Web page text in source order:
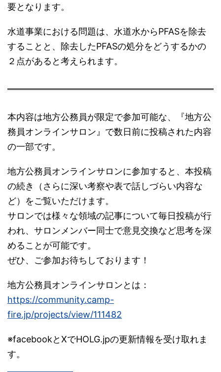
要となります。
水道事業における問題は、水道水からPFASを除去
することと、除去したPFASの処分をどうするかの
２点があると考えられます。
本内容は地方公務員が限定で参加可能な、『地方公
務員オンラインサロン』で数日前に投稿された内容
の一部です。
地方公務員オンラインサロンに参加すると、本投稿
の続き（さらに深い考察や表で話しづらい内容な
ど）をご覧いただけます。
サロンでは様々な領域の記事について毎日投稿が行
われ、サロンメンバー同士で意見交換など思考を深
めることが可能です。
ぜひ、ご参加お待ちしております！
地方公務員オンラインサロンとは：
https://community.camp-
fire.jp/projects/view/111482
※facebookとXでHOLG.jpの更新情報を受け取れま
す。